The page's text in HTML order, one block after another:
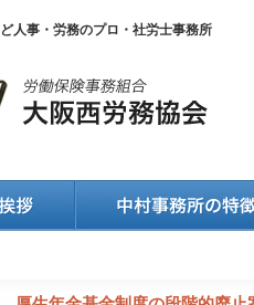
人事・労務のプロ・社労士事務所